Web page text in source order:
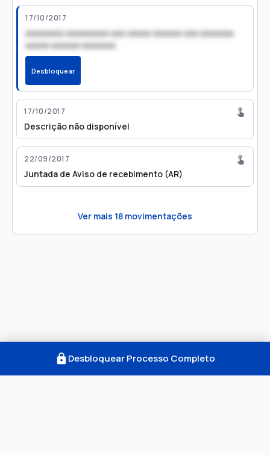
17/10/2017
xxxxxxxx xxxxxxxxx xxx xxxxx xxxxxx xxx xxxxxxx
xxxxx xxxxxx xxxxxxx
Desbloquear
17/10/2017
Descrição não disponível
22/09/2017
Juntada de Aviso de recebimento (AR)
Ver mais 18 movimentações
Desbloquear Processo Completo